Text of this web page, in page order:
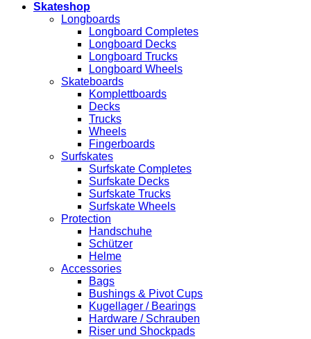
Skateshop
Longboards
Longboard Completes
Longboard Decks
Longboard Trucks
Longboard Wheels
Skateboards
Komplettboards
Decks
Trucks
Wheels
Fingerboards
Surfskates
Surfskate Completes
Surfskate Decks
Surfskate Trucks
Surfskate Wheels
Protection
Handschuhe
Schützer
Helme
Accessories
Bags
Bushings & Pivot Cups
Kugellager / Bearings
Hardware / Schrauben
Riser und Shockpads